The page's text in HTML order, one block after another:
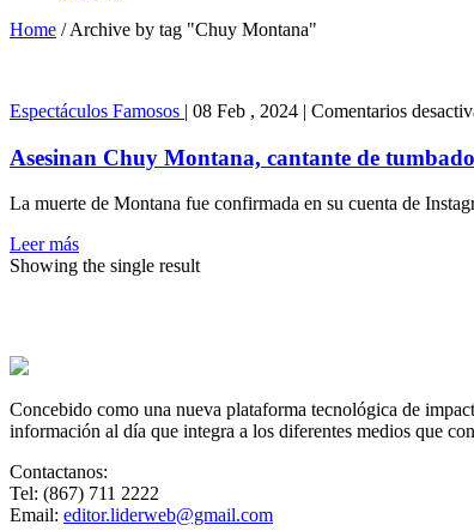
Home / Archive by tag "Chuy Montana"
Espectáculos Famosos | 08 Feb , 2024 | Comentarios
Asesinan Chuy Montana, cantante de
La muerte de Montana fue confirmada en su cuenta de
Leer más
Showing the single result
Concebido como una nueva plataforma tecnológica de
información al día que integra a los diferentes medios que
Contactanos:
Tel: (867) 711 2222
Email: editor.liderweb@gmail.com